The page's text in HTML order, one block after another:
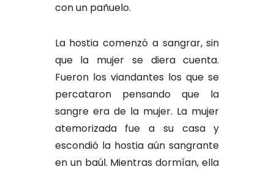
con un pañuelo.
La hostia comenzó a sangrar, sin
que la mujer se diera cuenta.
Fueron los viandantes los que se
percataron pensando que la
sangre era de la mujer. La mujer
atemorizada fue a su casa y
escondió la hostia aún sangrante
en un baúl. Mientras dormían, ella